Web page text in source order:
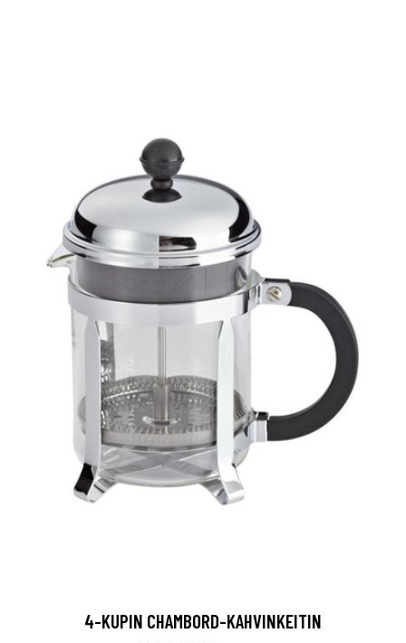
4-KUPIN CHAMBORD-KAHVINKEITIN